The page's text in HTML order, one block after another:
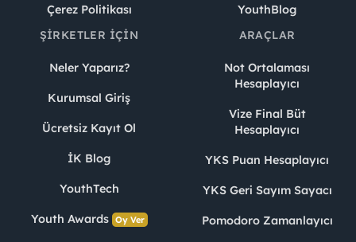
Çerez Politikası
YouthBlog
ŞIRKETLER İÇIN
Neler Yaparız?
Kurumsal Giriş
Ücretsiz Kayıt Ol
İK Blog
YouthTech
Youth Awards Oy Ver
ARAÇLAR
Not Ortalaması
Hesaplayıcı
Vize Final Büt
Hesaplayıcı
YKS Puan Hesaplayıcı
YKS Geri Sayım Sayacı
Pomodoro Zamanlayıcı